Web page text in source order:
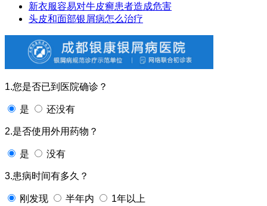
新衣服容易对牛皮癣患者造成危害
头皮和面部银屑病怎么治疗
1.您是否已到医院确诊？
是 还没有
2.是否使用外用药物？
是 没有
3.患病时间有多久？
刚发现 半年内 1年以上